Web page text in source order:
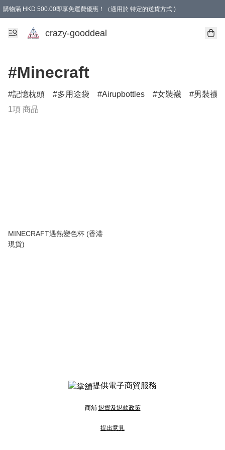
購物滿 HKD 500.00即享免運費優惠！（適用於 特定的送貨方式 )
成為會員可享免費禮品
crazy-gooddeal
#Minecraft
記憶枕頭 多用途袋 Airupbottles 女裝襪
男裝襪
1項 商品
MINECRAFT遇熱變色杯 (香港
現貨)
提供電子商貿服務
商舖 退貨及退款政策
提出意見